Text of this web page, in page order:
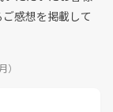
感想を掲載して